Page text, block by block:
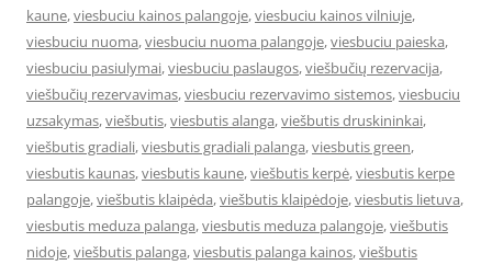
kaune,viesbuciu kainos palangoje,viesbuciu kainos vilniuje,
viesbuciu nuoma,viesbuciu nuoma palangoje,viesbuciu paieska,
viesbuciu pasiulymai,viesbuciu paslaugos,viešbučių rezervacija,
viešbučių rezervavimas,viesbuciu rezervavimo sistemos,viesbuciu
uzsakymas,viešbutis,viesbutis alanga,viešbutis druskininkai,
viešbutis gradiali,viesbutis gradiali palanga,viesbutis green,
viesbutis kaunas,viesbutis kaune,viešbutis kerpė,viesbutis kerpe
palangoje,viešbutis klaipėda,viešbutis klaipėdoje,viesbutis lietuva,
viesbutis meduza palanga,viesbutis meduza palangoje,viešbutis
nidoje,viešbutis palanga,viesbutis palanga kainos,viešbutis